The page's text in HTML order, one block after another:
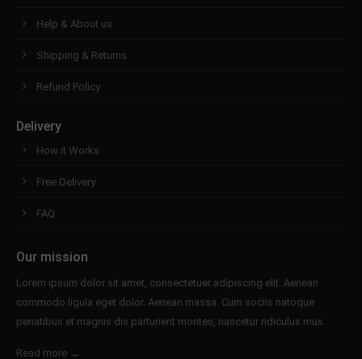
Help & About us
Shipping & Returns
Refund Policy
Delivery
How it Works
Free Delivery
FAQ
Our mission
Lorem ipsum dolor sit amet, consectetuer adipiscing elit. Aenean
commodo ligula eget dolor. Aenean massa. Cum sociis natoque
penatibus et magnis dis parturient montes, nascetur ridiculus mus.
Read more →